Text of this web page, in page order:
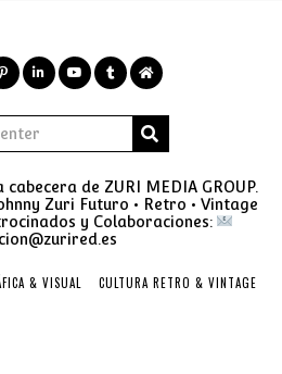
cabecera de ZURI MEDIA GROUP.
Zuri Futuro • Retro • Vintage
y Colaboraciones:
& VISUAL
CULTURA RETRO & VINTAGE